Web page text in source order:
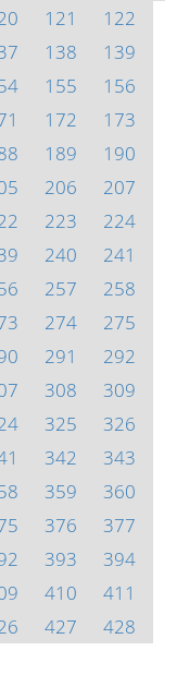
121
122
138
139
155
156
172
173
189
190
206
207
223
224
240
241
257
258
274
275
291
292
308
309
325
326
342
343
359
360
376
377
393
394
410
411
427
428